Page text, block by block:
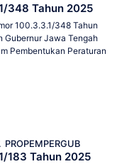
348 Tahun 2025
100.3.3.1/348 Tahun
Gubernur Jawa Tengah
Pembentukan Peraturan
PROPEMPERGUB
183 Tahun 2025